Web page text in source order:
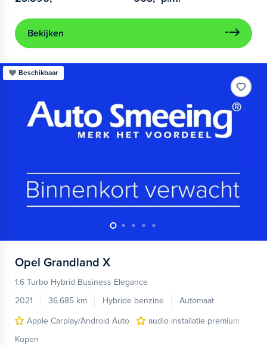
Bekijken
Beschikbaar
Opel Grandland X
1.6 Turbo Hybrid Business Elegance
2021
36.685 km Hybride benzine
Automaat
Apple Carplay/Android Auto
audio installatie premium
Kopen